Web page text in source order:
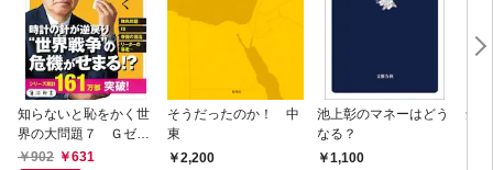
知らないと恥をかく世
界の大問題７ Ｇゼロ
時代の新しい帝国主義
902 631
そうだったのか！ 中
東
2,200
池上彰のマネーはどう
なる？
1,100
知